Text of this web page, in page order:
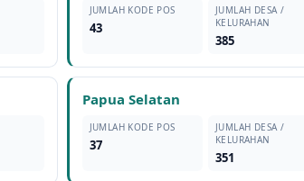
JUMLAH KODE POS
43
JUMLAH DESA /
KELURAHAN
385
Papua Selatan
JUMLAH KODE POS
37
JUMLAH DESA /
KELURAHAN
351